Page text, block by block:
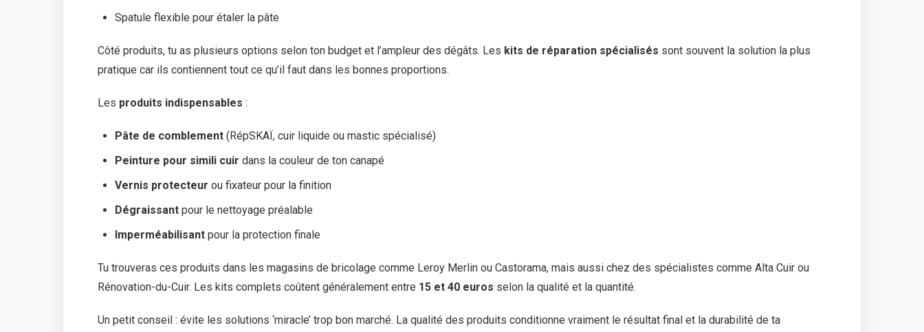
Spatule flexible pour étaler la pâte
Côté produits, tu as plusieurs options selon ton budget et l’ampleur des dégâts. Les kits de réparation spécialisés sont souvent la solution la plus
pratique car ils contiennent tout ce qu’il faut dans les bonnes proportions.
Les produits indispensables :
Pâte de comblement (RépSKAÏ, cuir liquide ou mastic spécialisé)
Peinture pour simili cuir dans la couleur de ton canapé
Vernis protecteur ou fixateur pour la finition
Dégraissant pour le nettoyage préalable
Imperméabilisant pour la protection finale
Tu trouveras ces produits dans les magasins de bricolage comme Leroy Merlin ou Castorama, mais aussi chez des spécialistes comme Alta Cuir ou
Rénovation-du-Cuir. Les kits complets coûtent généralement entre 15 et 40 euros selon la qualité et la quantité.
Un petit conseil : évite les solutions ‘miracle’ trop bon marché. La qualité des produits conditionne vraiment le résultat final et la durabilité de ta